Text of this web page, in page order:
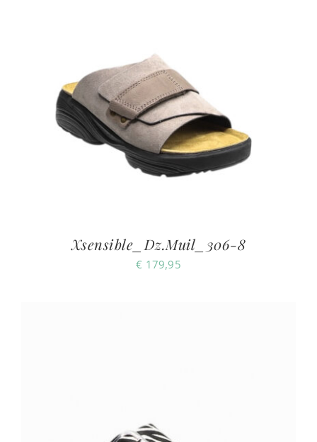
Xsensible_Dz.Muil_306-8
€ 179,95